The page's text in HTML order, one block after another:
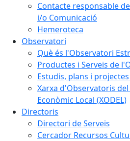
Contacte responsable
i/o Comunicació
Hemeroteca
Observatori
Què és l'Observatori
Productes i Serveis de
Estudis, plans i
Xarxa d'Observatoris
Econòmic Local (XODEL)
Directoris
Directori de Serveis
Cercador Recursos